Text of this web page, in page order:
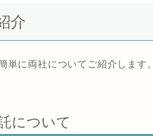
介
単に両社についてご紹介します。
について